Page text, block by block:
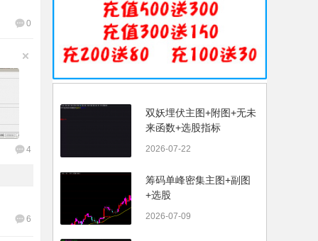
0
4
6
双妖埋伏主图+附图+无未
来函数+选股指标
2026-07-22
筹码单峰密集主图+副图
+选股
2026-07-09